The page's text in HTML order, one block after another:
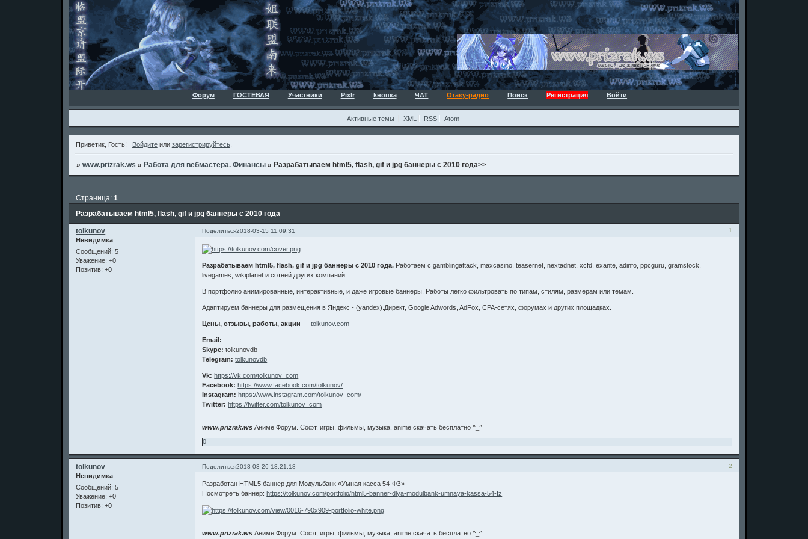
Форум ГОСТЕВАЯ Участники Pixlr kнопка ЧАТ Отаку-радио Поиск Регистрация Войти
Активные темы XML RSS Atom
Приветик, Гость! Войдитеили зарегистрируйтесь.
»www.prizrak.ws » Работа для вебмастера. Финансы » Разрабатываем html5, flash, gif и jpg баннеры с 2010 года>>
Разрабатываем html5, flash, gif и jpg баннеры с 2010 года
Страница:1
Поделиться 1
2018-03-15 11:09:31
tolkunov
Невидимка
Сообщений: 5
Уважение: +0
Позитив: +0
Разрабатываем html5, flash, gif и jpg баннеры с 2010 года. Работаем с gamblingattack, maxcasino, teasernet, nextadnet, xcfd, exante, adinfo, ppcguru, gramstock,
livegames, wikiplanet и сотней других компаний.
В портфолио анимированные, интерактивные, и даже игровые баннеры. Работы легко фильтровать по типам, стилям, размерам или темам.
Адаптируем баннеры для размещения в Яндекс - (yandex).Директ, Google Adwords, AdFox, CPA-сетях, форумах и других площадках.
Цены, отзывы, работы, акции —tolkunov.com
Email: -
Skype: tolkunovdb
Telegram: tolkunovdb
Vk: https://vk.com/tolkunov_com
Facebook: https://www.facebook.com/tolkunov/
Instagram: https://www.instagram.com/tolkunov_com/
Twitter: https://twitter.com/tolkunov_com
www.prizrak.ws Аниме Форум. Софт, игры, фильмы, музыка, anime скачать бесплатно ^_^
0
Поделиться 2
2018-03-26 18:21:18
tolkunov
Невидимка
Сообщений: 5
Уважение: +0
Позитив: +0
Разработан HTML5 баннер для Модульбанк «Умная касса 54-ФЗ»
Посмотреть баннер:https://tolkunov.com/portfolio/html5-banner-dlya-modulbank-umnaya-kassa-54-fz
www.prizrak.ws Аниме Форум. Софт, игры, фильмы, музыка, anime скачать бесплатно ^_^